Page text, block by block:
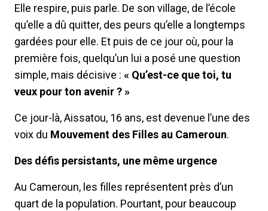
Elle respire, puis parle. De son village, de l’école
qu’elle a dû quitter, des peurs qu’elle a longtemps
gardées pour elle. Et puis de ce jour où, pour la
première fois, quelqu’un lui a posé une question
simple, mais décisive : « Qu’est-ce que toi, tu
veux pour ton avenir ? »
Ce jour-là, Aissatou, 16 ans, est devenue l’une des
voix du Mouvement des Filles au Cameroun.
Des défis persistants, une même urgence
Au Cameroun, les filles représentent près d’un
quart de la population. Pourtant, pour beaucoup